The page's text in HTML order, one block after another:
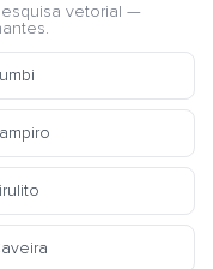
vetorial —